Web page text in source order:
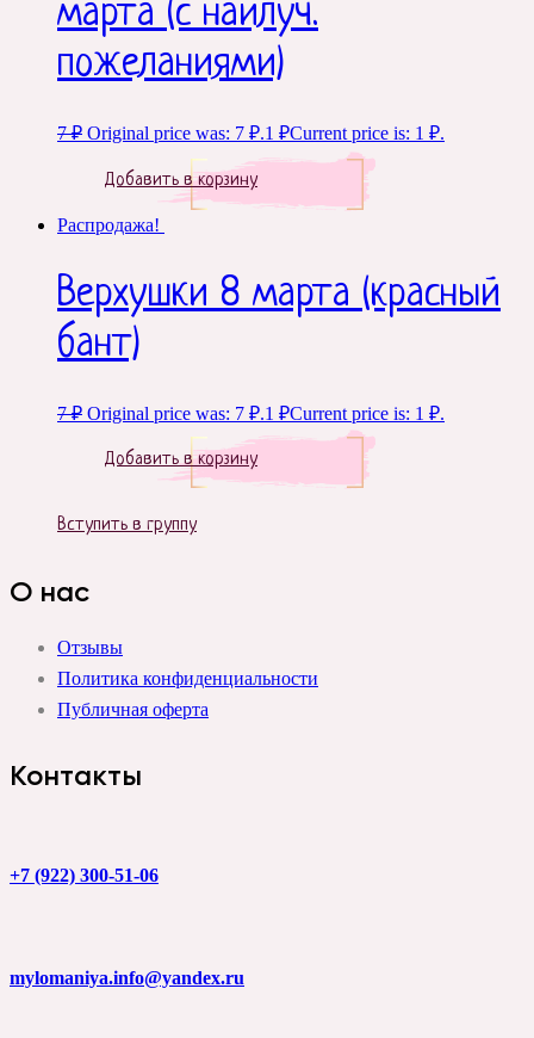
марта (с наилуч.
пожеланиями)
7₽ Original price was: 7 ₽.1 ₽Current price is: 1 ₽.
Добавить в корзину
Распродажа!
Верхушки 8 марта (красный
бант)
7₽ Original price was: 7 ₽.1 ₽Current price is: 1 ₽.
Добавить в корзину
Вступить в группу
О нас
Отзывы
Политика конфиденциальности
Публичная оферта
Контакты
+7 (922) 300-51-06
mylomaniya.info@yandex.ru